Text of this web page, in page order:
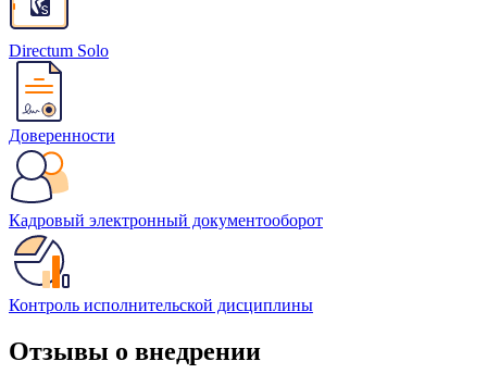
Directum Solo
Доверенности
Кадровый электронный документооборот
Контроль исполнительской дисциплины
Отзывы о внедрении